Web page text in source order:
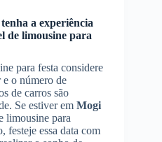
a experiência
de limousine para
para festa considere
e o número de
de carros são
Se estiver em Mogi
limousine para
festeje essa data com